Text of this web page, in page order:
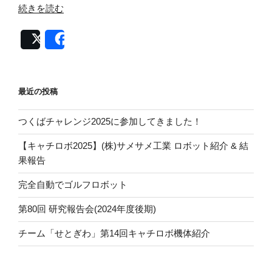
“ロ
ン
す
め”
の
続きを読む
Post
最近の投稿
つくばチャレンジ2025に参加してきました！
【キャチロボ2025】(株)サメサメ工業 ロボット紹介 & 結
果報告
完全自動でゴルフロボット
第80回 研究報告会(2024年度後期)
チーム「せとぎわ」第14回キャチロボ機体紹介